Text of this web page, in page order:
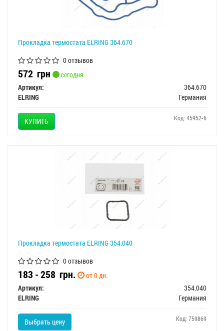
Прокладка термостата ELRING 364.670
0 отзывов
572 грн
сегодня
Артикул:
364.670
ELRING
Германия
КУПИТЬ Код: 45952-6
Прокладка термостата ELRING 354.040
0 отзывов
183 - 258 грн.
от 0 дн.
Артикул:
354.040
ELRING
Германия
Выбрать цену Код: 759869